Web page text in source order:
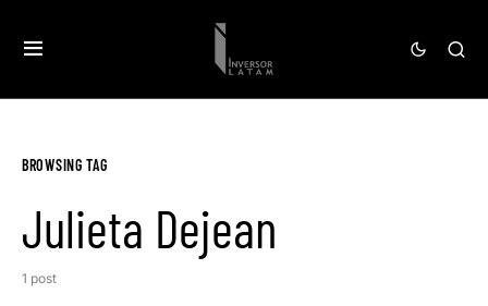
BROWSING TAG
Julieta Dejean
1 post